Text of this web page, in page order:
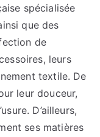
spécialisée
que des
de
leurs
textile. De
leur douceur,
D’ailleurs,
ses matières